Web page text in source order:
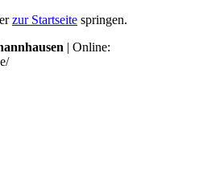
zur Startseite springen.
| Online: